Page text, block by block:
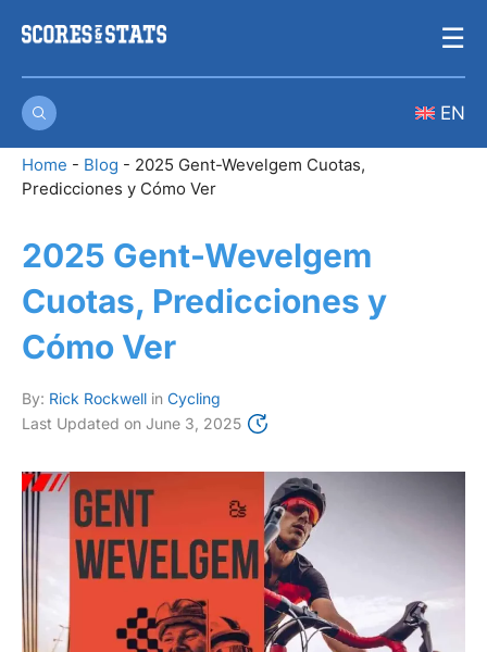
☰
EN
Home - Blog - 2025 Gent-Wevelgem Cuotas,
Predicciones y Cómo Ver
2025 Gent-Wevelgem
Cuotas, Predicciones y
Cómo Ver
By: Rick Rockwell in Cycling
Last Updated on June 3, 2025